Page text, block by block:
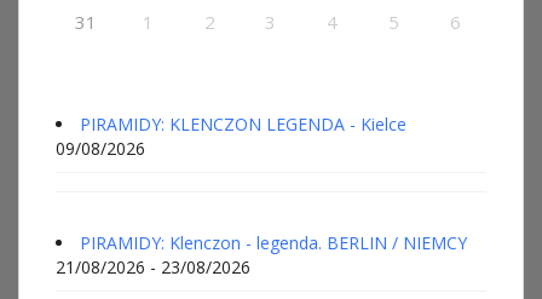
31 1 2 3 4 5 6
PIRAMIDY: KLENCZON LEGENDA - Kielce
09/08/2026
PIRAMIDY: Klenczon - legenda. BERLIN / NIEMCY
21/08/2026 - 23/08/2026